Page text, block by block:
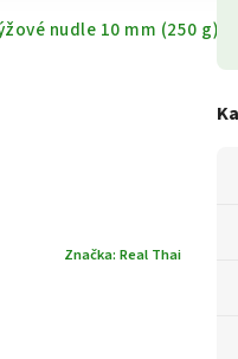
nudle 10 mm (250 g)
Značka: Real Thai